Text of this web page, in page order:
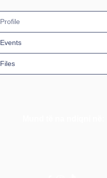
Profile
Events
Files